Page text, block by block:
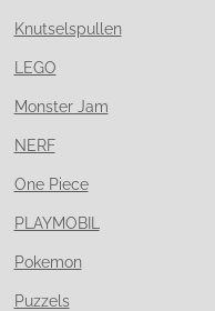
Knutselspullen
LEGO
Monster Jam
NERF
One Piece
PLAYMOBIL
Pokemon
Puzzels